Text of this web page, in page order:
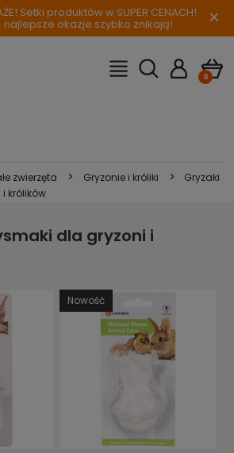
Setki produktów w SUPER CENACH!
najlepsze okazje szybko znikają! ×
zwierzęta > Gryzonie i króliki >
Gryzaki
królików
dla gryzoni i
Nowość